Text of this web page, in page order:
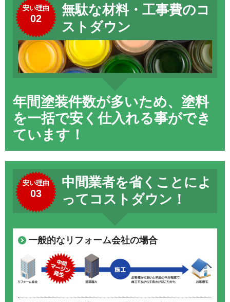
安い理由
02
無駄な材料・工事費のコ
ストダウン
年間塗装件数が多いため、塗料
を一括で安く仕入れる事ができ
ています！
安い理由
03
中間業者を省くことによ
ってコストダウン！
一般的なリフォーム会社の場合